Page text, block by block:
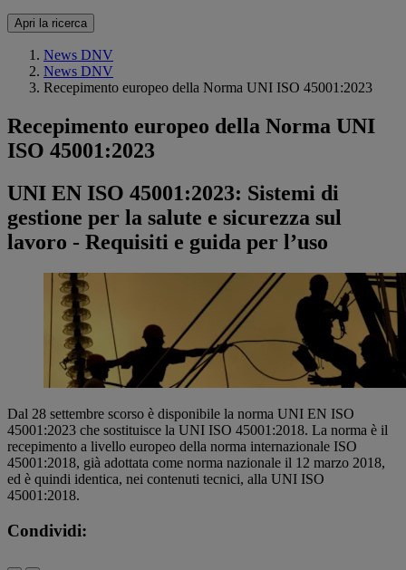
Apri la ricerca
News DNV
News DNV
Recepimento europeo della Norma UNI ISO 45001:2023
Recepimento europeo della Norma UNI
ISO 45001:2023
UNI EN ISO 45001:2023: Sistemi di
gestione per la salute e sicurezza sul
lavoro - Requisiti e guida per l’uso
Dal 28 settembre scorso è disponibile la norma UNI EN ISO
45001:2023 che sostituisce la UNI ISO 45001:2018. La norma è il
recepimento a livello europeo della norma internazionale ISO
45001:2018, già adottata come norma nazionale il 12 marzo 2018,
ed è quindi identica, nei contenuti tecnici, alla UNI ISO
45001:2018.
Condividi: